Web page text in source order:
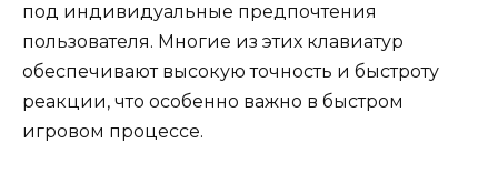
под индивидуальные предпочтения
пользователя. Многие из этих клавиатур
обеспечивают высокую точность и быстроту
реакции, что особенно важно в быстром
игровом процессе.